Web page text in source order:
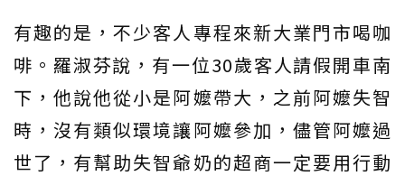
有趣的是，不少客人專程來新大業門市喝咖
啡。羅淑芬說，有一位30歲客人請假開車南
下，他說他從小是阿嬤帶大，之前阿嬤失智
時，沒有類似環境讓阿嬤參加，儘管阿嬤過
世了，有幫助失智爺奶的超商一定要用行動